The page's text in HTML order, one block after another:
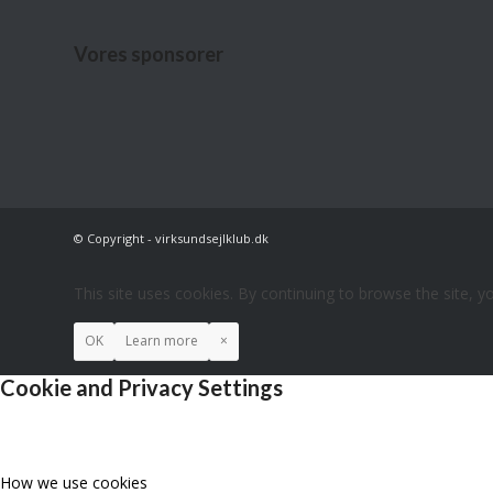
Vores sponsorer
© Copyright - virksundsejlklub.dk
This site uses cookies. By continuing to browse the site,
OK Learn more ×
Cookie and Privacy Settings
How we use cookies